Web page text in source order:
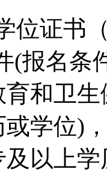
位证书
(报名条
和卫
学位)
以上